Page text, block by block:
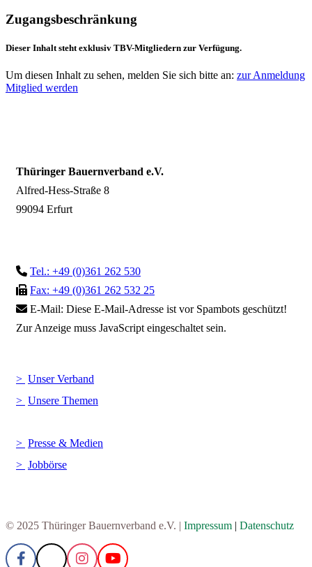
Zugangsbeschränkung
Dieser Inhalt steht exklusiv TBV-Mitgliedern zur Verfügung.
Um diesen Inhalt zu sehen, melden Sie sich bitte an: zur Anmeldung
Mitglied werden
Thüringer Bauernverband e.V.
Alfred-Hess-Straße 8
99094 Erfurt
Tel.: +49 (0)361 262 530
Fax: +49 (0)361 262 532 25
E-Mail: Diese E-Mail-Adresse ist vor Spambots geschützt!
Zur Anzeige muss JavaScript eingeschaltet sein.
Unser Verband
Unsere Themen
Presse & Medien
Jobbörse
© 2025 Thüringer Bauernverband e.V. | Impressum | Datenschutz